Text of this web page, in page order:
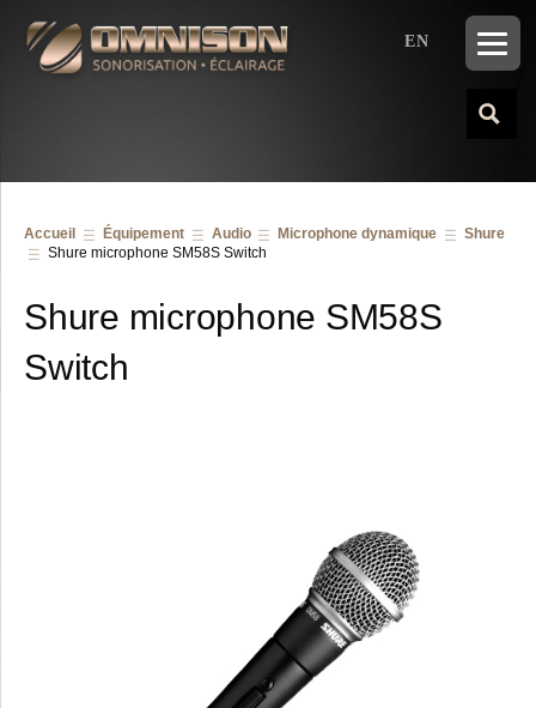
EN
Accueil Équipement Audio Microphone dynamique
Shure
Shure microphone SM58S Switch
Shure microphone SM58S
Switch